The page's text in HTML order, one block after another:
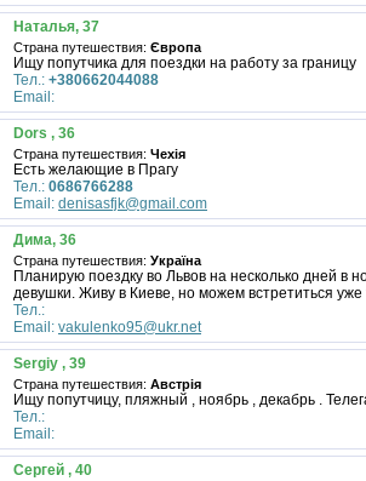
Наталья, 37
Страна путешествия: Європа
Ищу попутчика для поездки на работу за границу
Тел.: +380662044088
Email:
Dors , 36
Страна путешествия: Чехія
Есть желающие в Прагу
Тел.: 0686766288
Email: denisasfjk@gmail.com
Дима, 36
Страна путешествия: Україна
Планирую поездку во Львов на несколько дней в
девушки. Живу в Киеве, но можем встретиться уже
Тел.:
Email: vakulenko95@ukr.net
Sergiy , 39
Страна путешествия: Австрія
Ищу попутчицу, пляжный , ноябрь , декабрь .
Тел.:
Email:
Сергей , 40